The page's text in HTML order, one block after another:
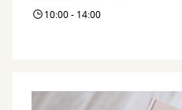
10:00 - 14:00